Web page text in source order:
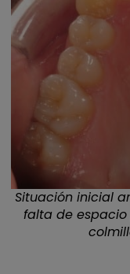
Situación inicial
falta de espacio